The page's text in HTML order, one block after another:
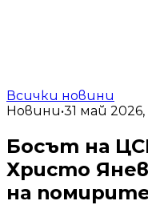
Всички новини
Новини•31 май 2026,
Босът на
Христо
на